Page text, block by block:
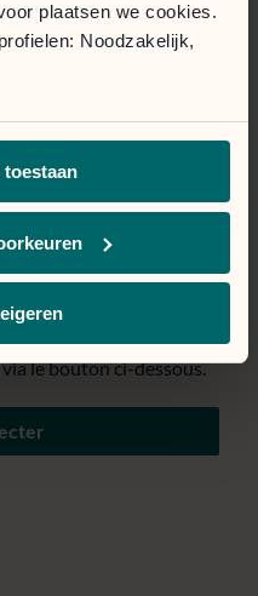
plaatsen we cookies.
Noodzakelijk,
résoudre le problème
pour la gêne
le bouton ci-dessous.